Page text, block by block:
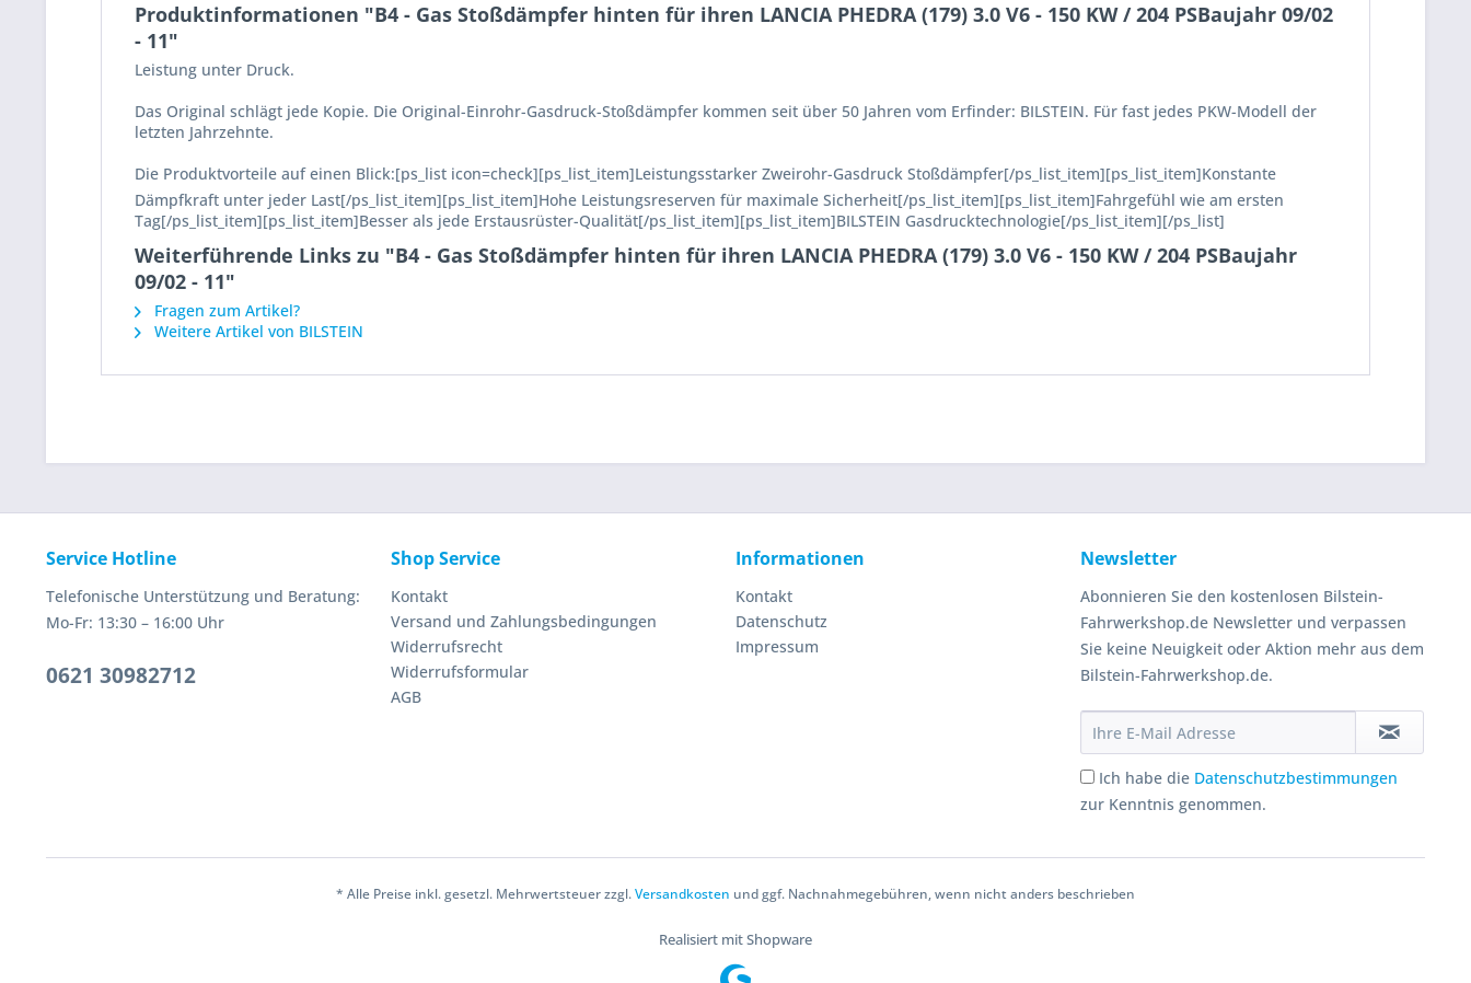
Produktinformationen "B4 - Gas Stoßdämpfer hinten für ihren LANCIA PHEDRA (179) 3.0 V6 - 150 KW / 204 PSBaujahr 09/02
- 11"
Leistung unter Druck.
Das Original schlägt jede Kopie. Die Original-Einrohr-Gasdruck-Stoßdämpfer kommen seit über 50 Jahren vom Erfinder: BILSTEIN. Für fast jedes PKW-Modell der
letzten Jahrzehnte.
Die Produktvorteile auf einen Blick:[ps_list icon=check][ps_list_item]Leistungsstarker Zweirohr-Gasdruck Stoßdämpfer[/ps_list_item][ps_list_item]Konstante
Dämpfkraft unter jeder Last[/ps_list_item][ps_list_item]Hohe Leistungsreserven für maximale Sicherheit[/ps_list_item][ps_list_item]Fahrgefühl wie am ersten
Tag[/ps_list_item][ps_list_item]Besser als jede Erstausrüster-Qualität[/ps_list_item][ps_list_item]BILSTEIN Gasdrucktechnologie[/ps_list_item][/ps_list]
Weiterführende Links zu "B4 - Gas Stoßdämpfer hinten für ihren LANCIA PHEDRA (179) 3.0 V6 - 150 KW / 204 PSBaujahr
09/02 - 11"
Fragen zum Artikel?
Weitere Artikel von BILSTEIN
Service Hotline
Telefonische Unterstützung und Beratung:
Mo-Fr: 13:30 – 16:00 Uhr
0621 30982712
Shop Service
Kontakt
Versand und Zahlungsbedingungen
Widerrufsrecht
Widerrufsformular
AGB
Informationen
Kontakt
Datenschutz
Impressum
Newsletter
Abonnieren Sie den kostenlosen Bilstein-
Fahrwerkshop.de Newsletter und verpassen
Sie keine Neuigkeit oder Aktion mehr aus dem
Bilstein-Fahrwerkshop.de.
Ich habe die Datenschutzbestimmungen
zur Kenntnis genommen.
* Alle Preise inkl. gesetzl. Mehrwertsteuer zzgl.Versandkosten und ggf. Nachnahmegebühren, wenn nicht anders beschrieben
Realisiert mit Shopware